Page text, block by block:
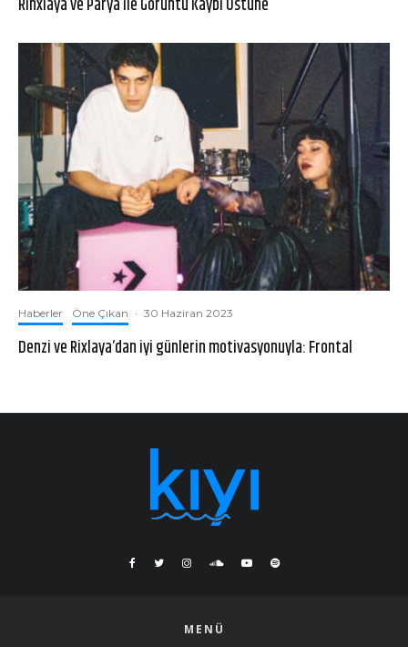
Haberler Öne Çıkan · 30 Haziran 2023
Denzi ve Rixlaya’dan iyi günlerin motivasyonuyla: Frontal
MENÜ